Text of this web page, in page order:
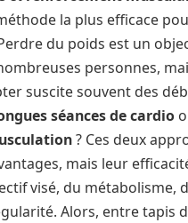
la plus efficace
du poids est un
personnes,
suscite souvent des
séances de cardio
? Ces deux
mais leur
visé, du métabolisme,
Alors, entre tapis